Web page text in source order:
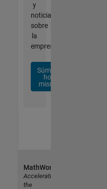
y
noticias
sobre
la
empresa.
Súmese
hoy
mismo
MathWorks
Accelerating
the